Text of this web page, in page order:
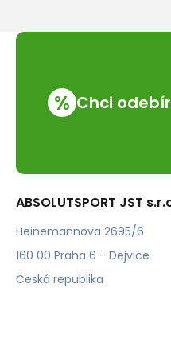
% Chci
ABSOLUTSPORT JST
Heinemannova 2695/6
160 00 Praha 6 - Dejvice
Česká republika